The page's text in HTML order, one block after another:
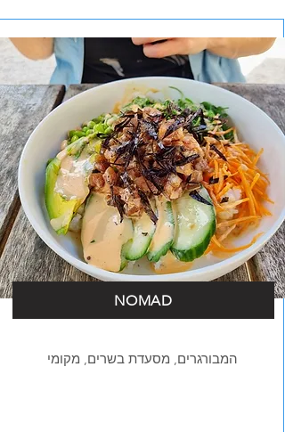
NOMAD
המבורגרים, מסעדת בשרים, מקומי